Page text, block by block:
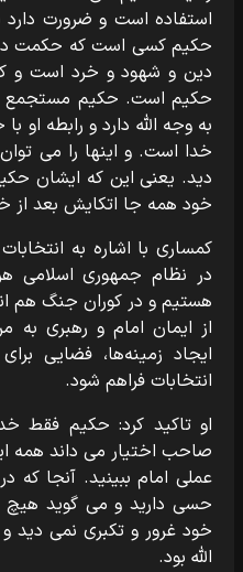
استفاده است و ضرورت
حکیم کسی است که حکمت
دین و شهود و خرد است و
حکیم است. حکیم مستجمع
به وجه الله دارد و رابطه او
خدا است. و اینها را می
دید. یعنی این که ایشان
خود همه جا اتکایش بعد از
کمساری با اشاره به
در نظام جمهوری اسلامی
هستیم و در کوران جنگ هم
از ایمان امام و رهبری به
ایجاد زمینه‌ها، فضایی
انتخابات فراهم شود.
او تاکید کرد: حکیم فقط
صاحب اختیار می داند همه
عملی امام ببینید. آنجا که
حسی دارید و می گوید هیچ
خود غرور و تکبری نمی دید و
الله بود.